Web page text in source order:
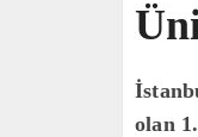
olan